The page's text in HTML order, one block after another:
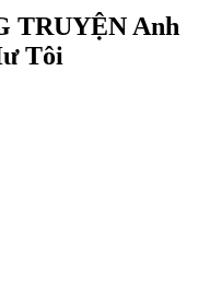
TRUYỆN Anh
Tôi